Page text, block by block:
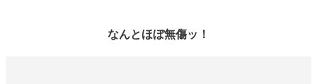
なんとほぼ無傷ッ！